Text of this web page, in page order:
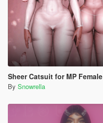
Sheer Catsuit for MP Female
By Snowrella